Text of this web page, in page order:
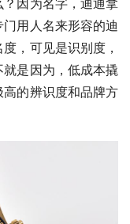
因为名字，迪通拿
用人名来形容的迪
，可见是识别度，
是因为，低成本撬
的辨识度和品牌方